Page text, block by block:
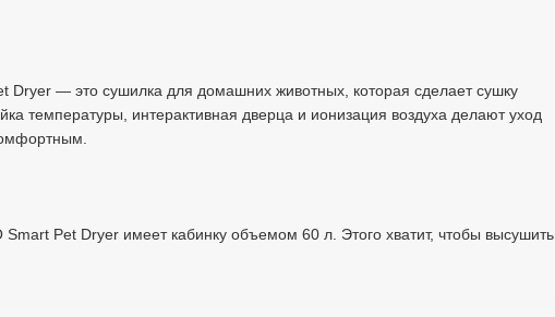
Dryer — это сушилка для домашних животных, которая сделает сушку
температуры, интерактивная дверца и ионизация воздуха делают уход
Pet Dryer имеет кабинку объемом 60 л. Этого хватит, чтобы высушить